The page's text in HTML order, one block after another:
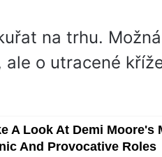
na trhu.
o utracené